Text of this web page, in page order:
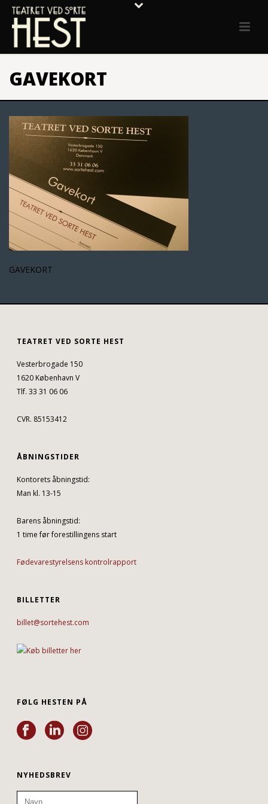
GAVEKORT
GAVEKORT
TEATRET VED SORTE HEST
Vesterbrogade 150
1620 København V
Tlf. 33 31 06 06
CVR. 85153412
ÅBNINGSTIDER
Kontorets åbningstid:
Man kl. 13-15
Barens åbningstid:
1 time før forestillingens start
Fødevarestyrelsens kontrolrapport
BILLETTER
billet@sortehest.com
FØLG HESTEN PÅ
NYHEDSBREV